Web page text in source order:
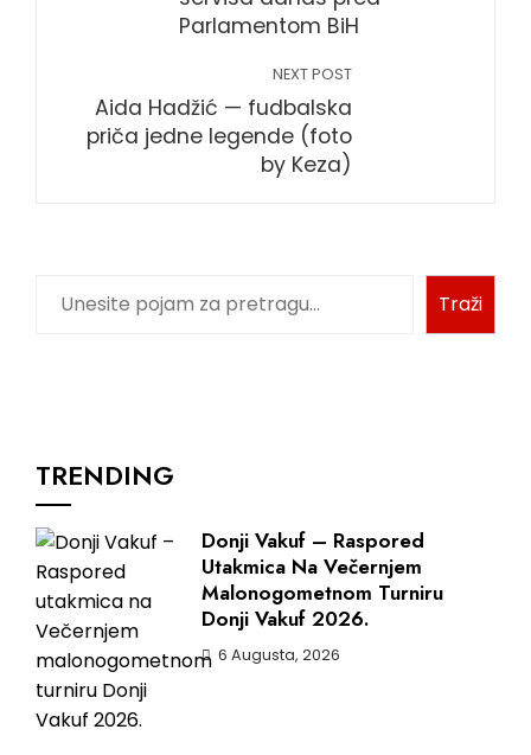
Parlamentom BiH
NEXT POST
Aida Hadžić — fudbalska
priča jedne legende (foto
by Keza)
Traži
TRENDING
Donji Vakuf – Raspored
Utakmica Na Večernjem
Malonogometnom Turniru
Donji Vakuf 2026.
6 Augusta, 2026